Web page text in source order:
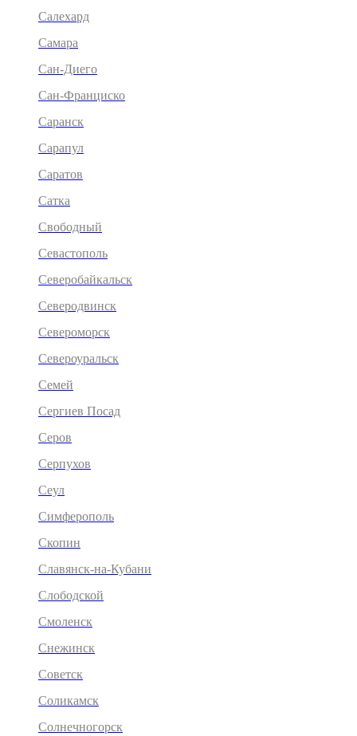
Салехард
Самара
Сан-Диего
Сан-Франциско
Саранск
Сарапул
Саратов
Сатка
Свободный
Севастополь
Северобайкальск
Северодвинск
Североморск
Североуральск
Семей
Сергиев Посад
Серов
Серпухов
Сеул
Симферополь
Скопин
Славянск-на-Кубани
Слободской
Смоленск
Снежинск
Советск
Соликамск
Солнечногорск